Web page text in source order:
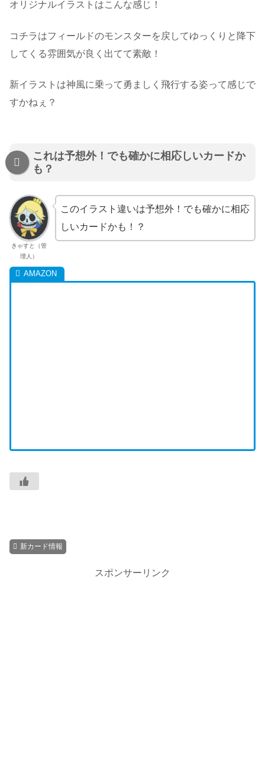
オリジナルイラストはこんな感じ！
コチラはフィールドのモンスターを戻してゆっくりと降下
してくる雰囲気が良く出てて素敵！
新イラストは神風に乗って勇ましく飛行する姿って感じで
すかねぇ？
これは予想外！でも確かに相応しいカードか
も？
きゃすと（管
理人）
このイラスト違いは予想外！でも確かに相応
しいカードかも！？
新カード情報
スポンサーリンク